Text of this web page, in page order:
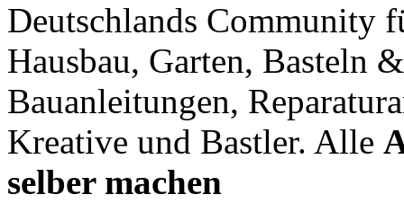
Deutschlands Community
Hausbau, Garten, Basteln
Bauanleitungen,
Kreative und Bastler. Alle
selber machen